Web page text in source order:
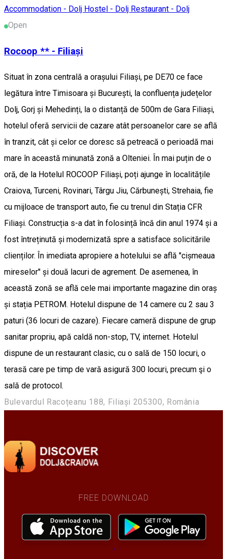
Accommodation - Dolj Hostel - Dolj Restaurant - Dolj
Open
Rocoop ** - Filiași
Situat în zona centrală a orașului Filiași, pe DE70 ce face
legătura între Timisoara și București, la confluența județelor
Dolj, Gorj și Mehedinți, la o distanță de 500m de Gara Filiași,
hotelul oferă servicii de cazare atât persoanelor care se află
în tranzit, cât și celor ce doresc să petreacă o perioadă mai
mare în această minunată zonă a Olteniei. În mai puțin de o
oră, de la Hotelul ROCOOP Filiași, poți ajunge în localitățile
Craiova, Turceni, Rovinari, Târgu Jiu, Cărbunești, Strehaia, fie
cu mijloace de transport auto, fie cu trenul din Stația CFR
Filiași. Construcția s-a dat în folosință încă din anul 1974 și a
fost întreținută și modernizată spre a satisface solicitările
clienților. În imediata apropiere a hotelului se află ''cișmeaua
mireselor'' și două lacuri de agrement. De asemenea, în
această zonă se află cele mai importante magazine din oraș
și stația PETROM. Hotelul dispune de 14 camere cu 2 sau 3
paturi (36 locuri de cazare). Fiecare cameră dispune de grup
sanitar propriu, apă caldă non-stop, TV, internet. Hotelul
dispune de un restaurant clasic, cu o sală de 150 locuri, o
terasă care pe timp de vară asigură 300 locuri, precum şi o
sală de protocol.
Bulevardul Racoțeanu 188, Filiași 205300, România
FREE DOWNLOAD